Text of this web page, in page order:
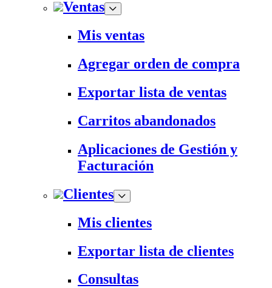
Ventas
Mis ventas
Agregar orden de compra
Exportar lista de ventas
Carritos abandonados
Aplicaciones de Gestión y
Facturación
Clientes
Mis clientes
Exportar lista de clientes
Consultas